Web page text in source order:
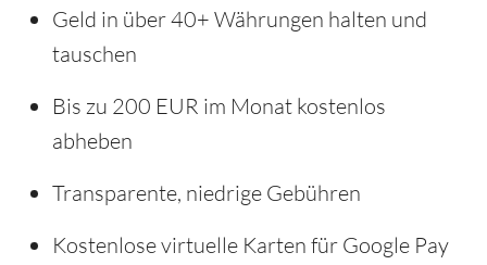
Geld in über 40+ Währungen halten und
tauschen
Bis zu 200 EUR im Monat kostenlos
abheben
Transparente, niedrige Gebühren
Kostenlose virtuelle Karten für Google Pay